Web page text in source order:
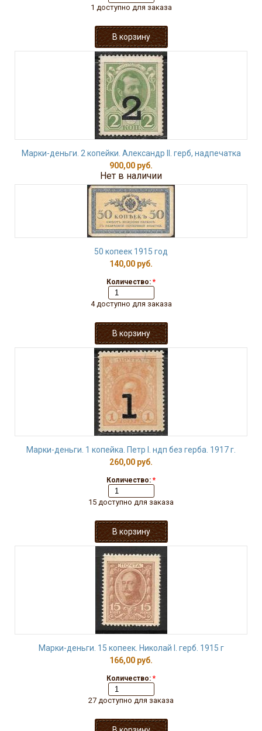
1 доступно для заказа
Марки-деньги. 2 копейки. Александр II. герб, надпечатка
900,00 руб.
Нет в наличии
50 копеек 1915 год
140,00 руб.
Количество: *
4 доступно для заказа
Марки-деньги. 1 копейка. Петр I. ндп без герба. 1917 г.
260,00 руб.
Количество: *
15 доступно для заказа
Марки-деньги. 15 копеек. Николай I. герб. 1915 г
166,00 руб.
Количество: *
27 доступно для заказа